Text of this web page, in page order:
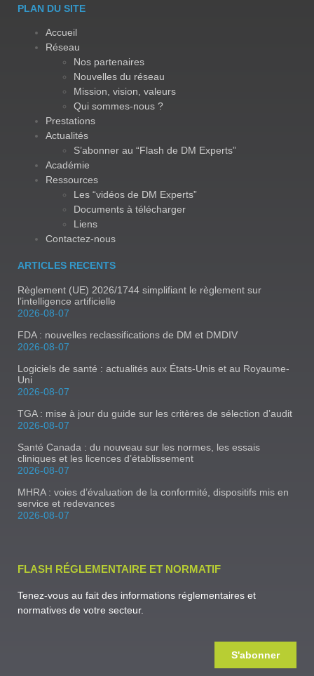
PLAN DU SITE
Accueil
Réseau
Nos partenaires
Nouvelles du réseau
Mission, vision, valeurs
Qui sommes-nous ?
Prestations
Actualités
S’abonner au “Flash de DM Experts”
Académie
Ressources
Les “vidéos de DM Experts”
Documents à télécharger
Liens
Contactez-nous
ARTICLES RECENTS
Règlement (UE) 2026/1744 simplifiant le règlement sur
l’intelligence artificielle
2026-08-07
FDA : nouvelles reclassifications de DM et DMDIV
2026-08-07
Logiciels de santé : actualités aux États-Unis et au Royaume-
Uni
2026-08-07
TGA : mise à jour du guide sur les critères de sélection d’audit
2026-08-07
Santé Canada : du nouveau sur les normes, les essais
cliniques et les licences d’établissement
2026-08-07
MHRA : voies d’évaluation de la conformité, dispositifs mis en
service et redevances
2026-08-07
FLASH RÉGLEMENTAIRE ET NORMATIF
Tenez-vous au fait des informations réglementaires et
normatives de votre secteur.
S'abonner